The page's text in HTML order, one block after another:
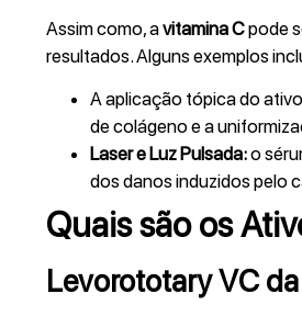
Assim como, avitamina Cpode
resultados. Alguns exemplos
A aplicação tópica do
de colágeno e a
Laser e Luz Pulsada:o
dos danos induzidos pelo
Quais são os
Levorototary VC